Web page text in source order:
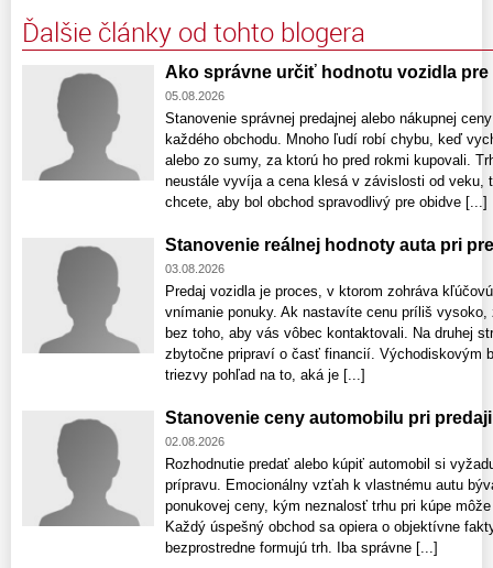
Ďalšie články od tohto blogera
Ako správne určiť hodnotu vozidla pre
05.08.2026
Stanovenie správnej predajnej alebo nákupnej
každého obchodu. Mnoho ľudí robí chybu, keď
alebo zo sumy, za ktorú ho pred rokmi kupovali.
neustále vyvíja a cena klesá v závislosti od veku,
chcete, aby bol obchod spravodlivý pre obidve [...]
Stanovenie reálnej hodnoty auta pri
03.08.2026
Predaj vozidla je proces, v ktorom zohráva
vnímanie ponuky. Ak nastavíte cenu príliš
bez toho, aby vás vôbec kontaktovali. Na druhej
zbytočne pripraví o časť financií. Východiskovým
triezvy pohľad na to, aká je [...]
Stanovenie ceny automobilu pri
02.08.2026
Rozhodnutie predať alebo kúpiť automobil si
prípravu. Emocionálny vzťah k vlastnému autu
ponukovej ceny, kým neznalosť trhu pri kúpe
Každý úspešný obchod sa opiera o objektívne
bezprostredne formujú trh. Iba správne [...]